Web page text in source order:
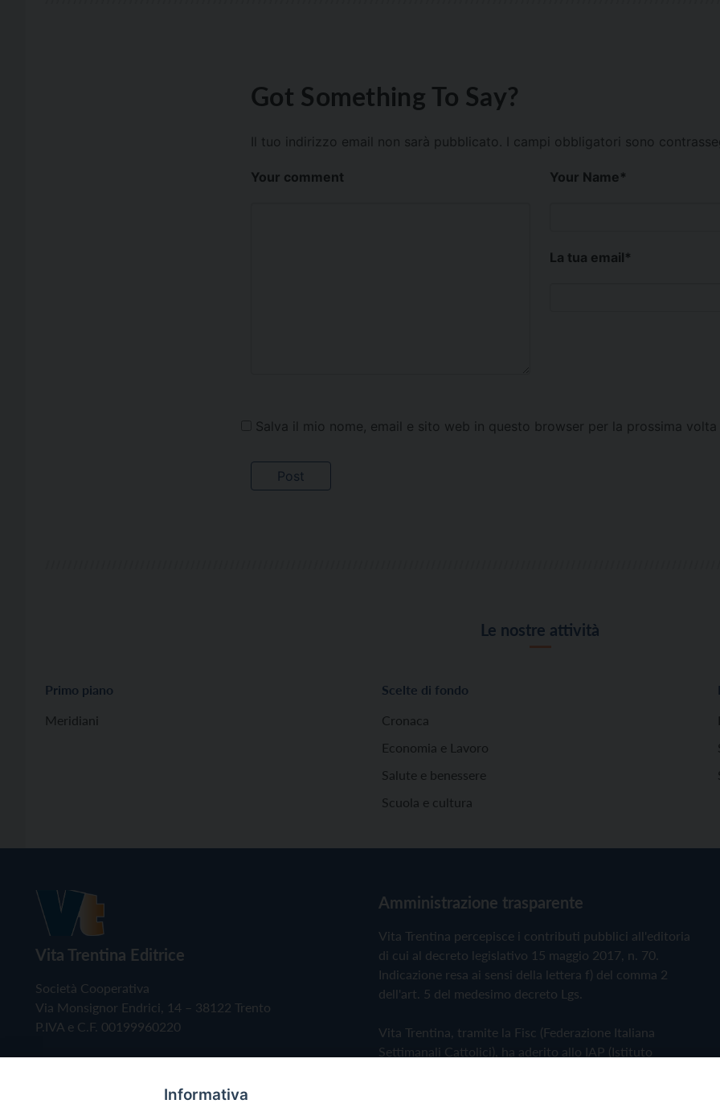
Got Something To Say?
Il tuo indirizzo email non sarà pubblicato. I campi obbligatori sono
Your comment Your Name*
La tua email*
Salva il mio nome, email e sito web in questo browser per la prossima
Le nostre attività
Primo piano
Meridiani
Scelte di fondo
Cronaca
Economia e Lavoro
Salute e benessere
Scuola e cultura
Vita Trentina Editrice
Società Cooperativa
Via Monsignor Endrici, 14 – 38122 Trento
P.IVA e C.F. 00199960220
Amministrazione trasparente
Vita Trentina percepisce i contributi pubblici all'editoria
di cui al decreto legislativo 15 maggio 2017, n. 70.
Indicazione resa ai sensi della lettera f) del comma 2
dell'art. 5 del medesimo decreto Lgs.
Vita Trentina, tramite la Fisc (Federazione Italiana
Settimanali Cattolici), ha aderito allo IAP (Istituto
Informativa